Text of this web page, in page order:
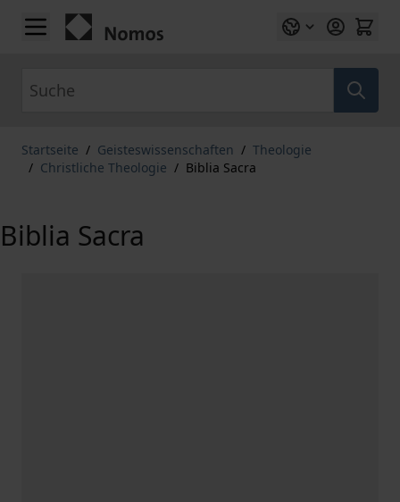
Zum Inhalt springen
Startseite / Geisteswissenschaften / Theologie
/ Christliche Theologie / Biblia Sacra
Biblia Sacra